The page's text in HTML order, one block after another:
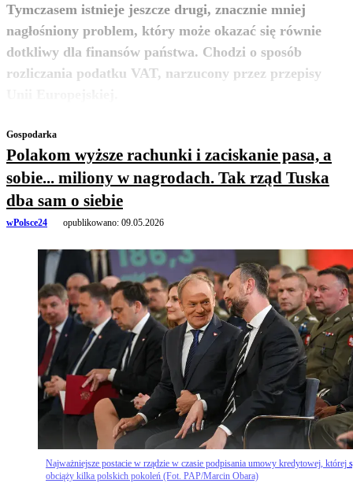
Tymczasem istnieje jeszcze drugi, znacznie mniej
nagłośniony problem, który może okazać się równie
dotkliwy dla finansów państwa. Chodzi o sposób
rozliczania podatku VAT, narzucony przez przepisy
zobacz więcej
Gospodarka
Polakom wyższe rachunki i zaciskanie pasa, a
sobie... miliony w nagrodach. Tak rząd Tuska
dba sam o siebie
wPolsce24 opublikowano: 09.05.2026
Najważniejsze postacie w rządzie w czasie podpisania umowy kredytowej, której
obciąży kilka polskich pokoleń (Fot. PAP/Marcin Obara)